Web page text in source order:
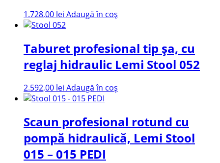
1.728,00 lei Adaugă în coș
Taburet profesional tip șa, cu
reglaj hidraulic Lemi Stool 052
2.592,00 lei Adaugă în coș
Scaun profesional rotund cu
pompă hidraulică, Lemi Stool
015 – 015 PEDI